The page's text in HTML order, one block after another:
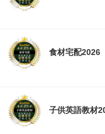
食材宅配2026
子供英語教材